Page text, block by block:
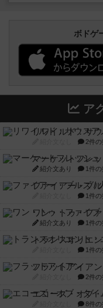
ボドゲ
ア
リワイルド：サ
2件の
マーケットフレッ
紹介文あり 1件の
ファイアー・ブ
1件の
ワン・トゥ・フ
紹介文あり 1件の
トランスオリエ
1件の
フラットアイアン
2件の
エコーズ・オブ
8件の